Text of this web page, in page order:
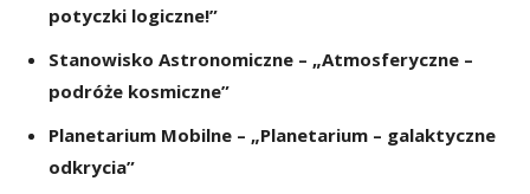
potyczki logiczne!”
Stanowisko Astronomiczne – „Atmosferyczne –
podróże kosmiczne”
Planetarium Mobilne – „Planetarium – galaktyczne
odkrycia”